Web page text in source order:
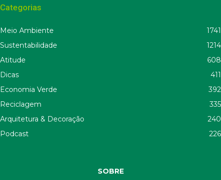
Categorias
Meio Ambiente
1741
Sustentabilidade
1214
Atitude
608
Dicas
411
Economia Verde
392
Reciclagem
335
Arquitetura & Decoração
240
Podcast
226
SOBRE